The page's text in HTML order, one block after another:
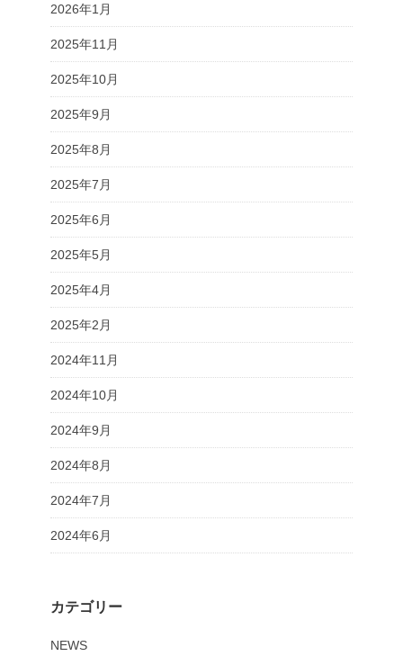
2026年1月
2025年11月
2025年10月
2025年9月
2025年8月
2025年7月
2025年6月
2025年5月
2025年4月
2025年2月
2024年11月
2024年10月
2024年9月
2024年8月
2024年7月
2024年6月
カテゴリー
NEWS